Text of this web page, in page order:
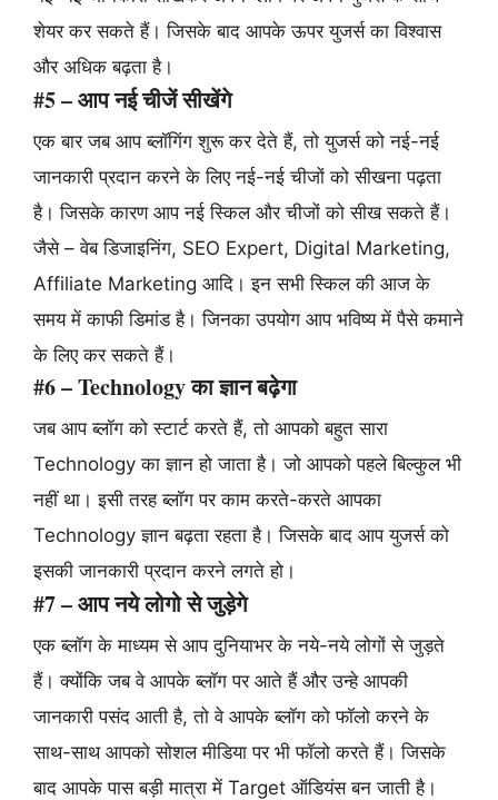
शेयर कर सकते हैं। जिसके बाद आपके ऊपर युजर्स का विश्वास
और अधिक बढ़ता है।
#5 – आप नई चीजें सीखेंगे
एक बार जब आप ब्लॉगिंग शुरू कर देते हैं, तो युजर्स को नई-नई
जानकारी प्रदान करने के लिए नई-नई चीजों को सीखना पढ़ता
है। जिसके कारण आप नई स्किल और चीजों को सीख सकते हैं।
जैसे – वेब डिजाइनिंग, SEO Expert, Digital Marketing,
Affiliate Marketing आदि। इन सभी स्किल की आज के
समय में काफी डिमांड है। जिनका उपयोग आप भविष्य में पैसे कमाने
के लिए कर सकते हैं।
#6 – Technology का ज्ञान बढ़ेगा
जब आप ब्लॉग को स्टार्ट करते हैं, तो आपको बहुत सारा
Technology का ज्ञान हो जाता है। जो आपको पहले बिल्कुल भी
नहीं था। इसी तरह ब्लॉग पर काम करते-करते आपका
Technology ज्ञान बढ़ता रहता है। जिसके बाद आप युजर्स को
इसकी जानकारी प्रदान करने लगते हो।
#7 – आप नये लोगो से जुड़ेगे
एक ब्लॉग के माध्यम से आप दुनियाभर के नये-नये लोगों से जुड़ते
हैं। क्योंकि जब वे आपके ब्लॉग पर आते हैं और उन्हे आपकी
जानकारी पसंद आती है, तो वे आपके ब्लॉग को फॉलो करने के
साथ-साथ आपको सोशल मीडिया पर भी फॉलो करते हैं। जिसके
बाद आपके पास बड़ी मात्रा में Target ऑडियंस बन जाती है।